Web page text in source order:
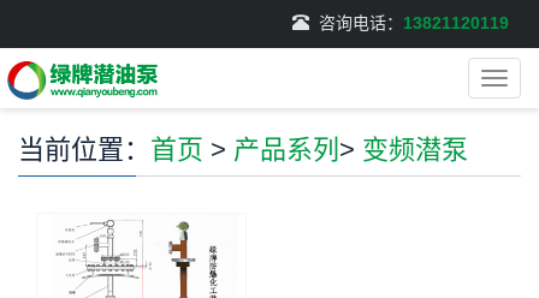
咨询电话： 13821120119
导
航
当前位置： 首页 > 产品系列 > 变频潜泵